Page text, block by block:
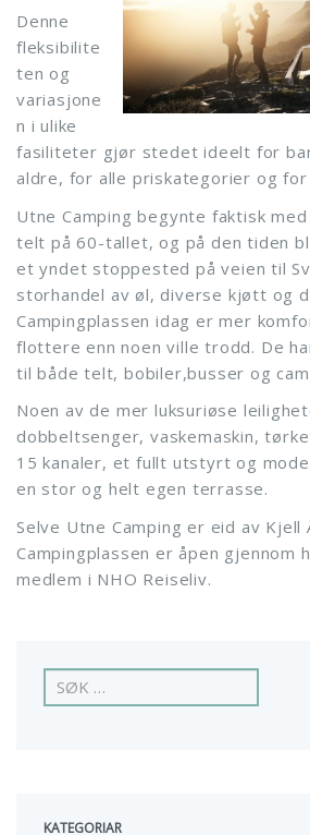
Denne
fleksibilite
ten og
variasjone
n i ulike
fasiliteter gjør stedet ideelt for
aldre, for alle priskategorier og
Utne Camping begynte faktisk
telt på 60-tallet, og på den tiden
et yndet stoppested på veien til
storhandel av øl, diverse kjøtt og
Campingplassen idag er mer
flottere enn noen ville trodd. De
til både telt, bobiler,busser og
Noen av de mer luksuriøse
dobbeltsenger, vaskemaskin,
15 kanaler, et fullt utstyrt og
en stor og helt egen terrasse.
Selve Utne Camping er eid av Kjell
Campingplassen er åpen gjennom
medlem i NHO Reiseliv.
L
e
KATEGORIAR